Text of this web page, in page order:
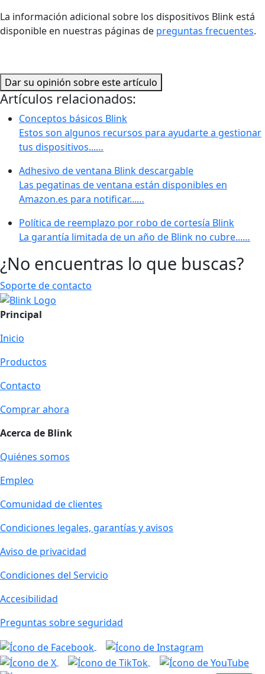
La información adicional sobre los dispositivos Blink está
disponible en nuestras páginas de preguntas frecuentes.
Dar su opinión sobre este artículo
Artículos relacionados:
Conceptos básicos Blink
Estos son algunos recursos para ayudarte a gestionar
tus dispositivos...…
Adhesivo de ventana Blink descargable
Las pegatinas de ventana están disponibles en
Amazon.es para notificar...…
Política de reemplazo por robo de cortesía Blink
La garantía limitada de un año de Blink no cubre...…
¿No encuentras lo que buscas?
Soporte de contacto
Principal
Inicio
Productos
Contacto
Comprar ahora
Acerca de Blink
Quiénes somos
Empleo
Comunidad de clientes
Condiciones legales, garantías y avisos
Aviso de privacidad
Condiciones del Servicio
Accesibilidad
Preguntas sobre seguridad